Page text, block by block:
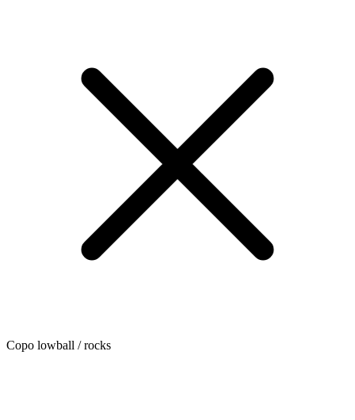
Copo lowball / rocks